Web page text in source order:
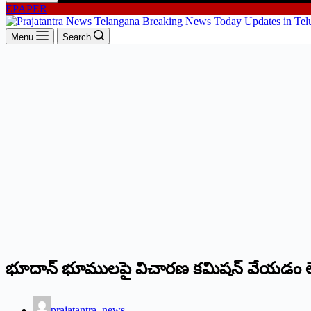
EPAPER
Menu Search
భూదాన్‌ భూములపై విచారణ కమిషన్‌ వేయడం